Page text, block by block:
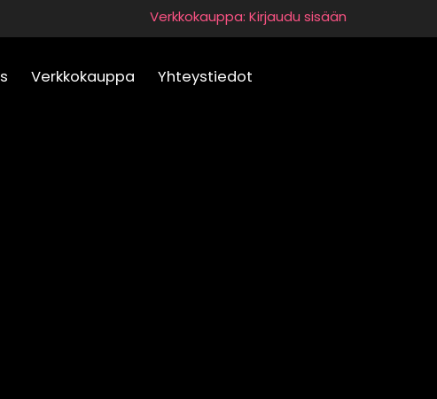
Verkkokauppa: Kirjaudu sisään
Verkkokauppa Yhteystiedot